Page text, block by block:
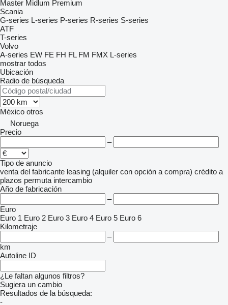
Master Midlum Premium
Scania
G-series L-series P-series R-series S-series
ATF
T-series
Volvo
A-series EW FE FH FL FM FMX L-series
mostrar todos
Ubicación
Radio de búsqueda
México otros
Noruega
Precio
–
Tipo de anuncio
venta del fabricante leasing (alquiler con opción a compra) crédito a
plazos permuta intercambio
Año de fabricación
–
Euro
Euro 1 Euro 2 Euro 3 Euro 4 Euro 5 Euro 6
Kilometraje
–
km
Autoline ID
¿Le faltan algunos filtros?
Sugiera un cambio
Resultados de la búsqueda:
-